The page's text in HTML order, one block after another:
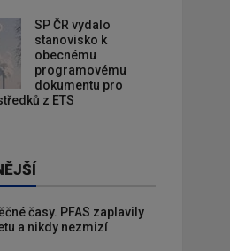
SP ČR vydalo
stanovisko k
obecnému
programovému
dokumentu pro
z ETS
časy. PFAS zaplavily
a nikdy nezmizí